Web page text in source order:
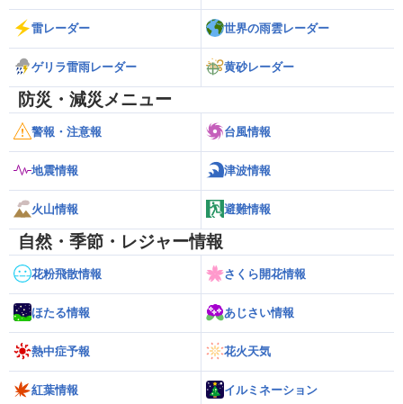
雷レーダー 世界の雨雲レーダー
ゲリラ雷雨レーダー 黄砂レーダー
防災・減災メニュー
警報・注意報 台風情報
地震情報 津波情報
火山情報 避難情報
自然・季節・レジャー情報
花粉飛散情報 さくら開花情報
ほたる情報 あじさい情報
熱中症予報 花火天気
紅葉情報 イルミネーション